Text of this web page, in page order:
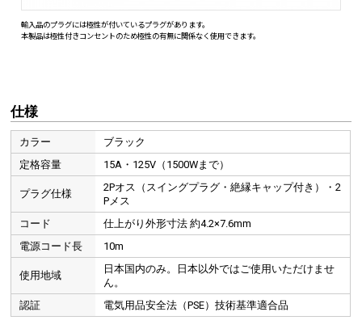
電源タップや機器の電源延長に便利です。
ポータブル電源の充電に便利
仕様
カラー
ブラック
定格容量
15A・125V（1500Wまで）
プラグ仕様
2Pオス（スイングプラグ・絶縁キャップ付き）・2
Pメス
コード
仕上がり外形寸法 約4.2×7.6mm
電源コード長
10m
使用地域
日本国内のみ。日本以外ではご使用いただけませ
ん。
認証
電気用品安全法（PSE）技術基準適合品